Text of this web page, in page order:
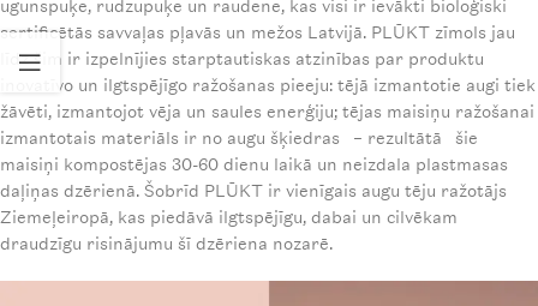
ugunspuķe, rudzupuķe un raudene, kas visi ir ievākti bioloģiski
sertificētās savvaļas pļavās un mežos Latvijā. PLŪKT zīmols jau
līdz šim ir izpelnījies starptautiskas atzinības par produktu
inovatīvo un ilgtspējīgo ražošanas pieeju: tējā izmantotie augi tiek
žāvēti, izmantojot vēja un saules enerģiju; tējas maisiņu ražošanai
izmantotais materiāls ir no augu šķiedras – rezultātā šie
maisiņi kompostējas 30-60 dienu laikā un neizdala plastmasas
daļiņas dzērienā. Šobrīd PLŪKT ir vienīgais augu tēju ražotājs
Ziemeļeiropā, kas piedāvā ilgtspējīgu, dabai un cilvēkam
draudzīgu risinājumu šī dzēriena nozarē.